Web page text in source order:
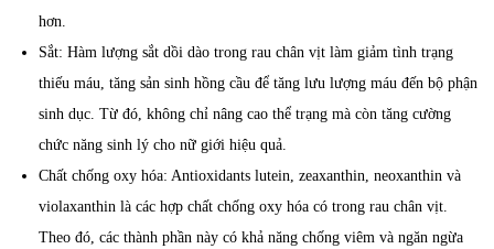
hơn.
Sắt: Hàm lượng sắt dồi dào trong rau chân vịt làm giảm tình trạng
thiếu máu, tăng sản sinh hồng cầu để tăng lưu lượng máu đến bộ phận
sinh dục. Từ đó, không chỉ nâng cao thể trạng mà còn tăng cường
chức năng sinh lý cho nữ giới hiệu quả.
Chất chống oxy hóa: Antioxidants lutein, zeaxanthin, neoxanthin và
violaxanthin là các hợp chất chống oxy hóa có trong rau chân vịt.
Theo đó, các thành phần này có khả năng chống viêm và ngăn ngừa